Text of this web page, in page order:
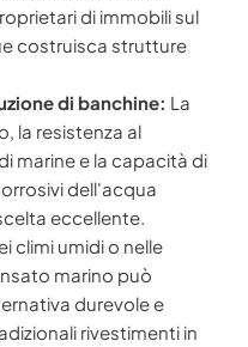
di immobili sul
costruisca strutture
di banchine: La
la resistenza al
marine e la capacità di
dell'acqua
eccellente.
climi umidi o nelle
marino può
durevole e
rivestimenti in